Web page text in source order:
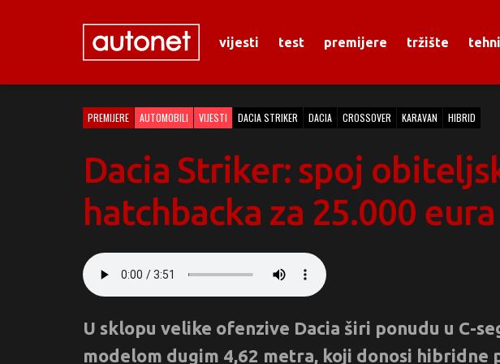
vijesti test premijere tržište
PREMIJERE AUTOMOBILI VIJESTI DACIA STRIKER DACIA CROSSOVER KARAVAN HIBRID
Dacia Striker: spoj
hatchbacka za 25.000 eura
U sklopu velike ofenzive Dacia širi ponudu u C-
modelom dugim 4,62 metra, koji donosi